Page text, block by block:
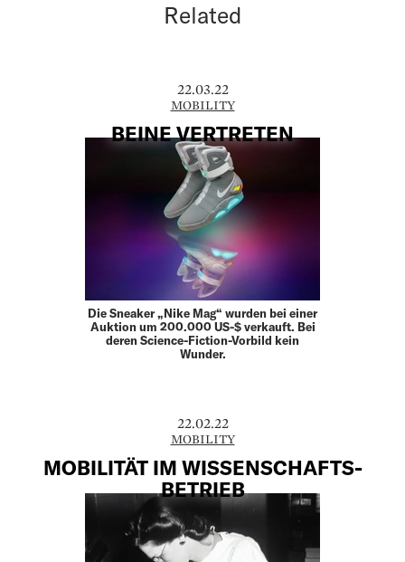
Related
22.03.22
MOBILITY
BEINE VERTRETEN
Die Sneaker „Nike Mag“ wurden bei einer
Auktion um 200.000 US-$ verkauft. Bei
deren Science-Fiction-Vorbild kein
Wunder.
22.02.22
MOBILITY
MOBILITÄT IM WISSENSCHAFTS-
BETRIEB